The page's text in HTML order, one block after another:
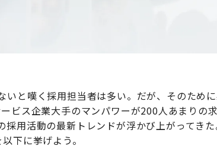
いと嘆く採用担当者は多い。だが、そのため
ビス企業大手のマンパワーが200人あまりの
採用活動の最新トレンドが浮かび上がってき
下に挙げよう。